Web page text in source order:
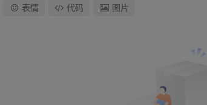
表情 代码 图片